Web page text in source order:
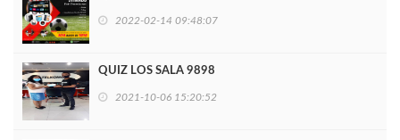
2022-02-14 09:48:07
QUIZ LOS SALA 9898
2021-10-06 15:20:52